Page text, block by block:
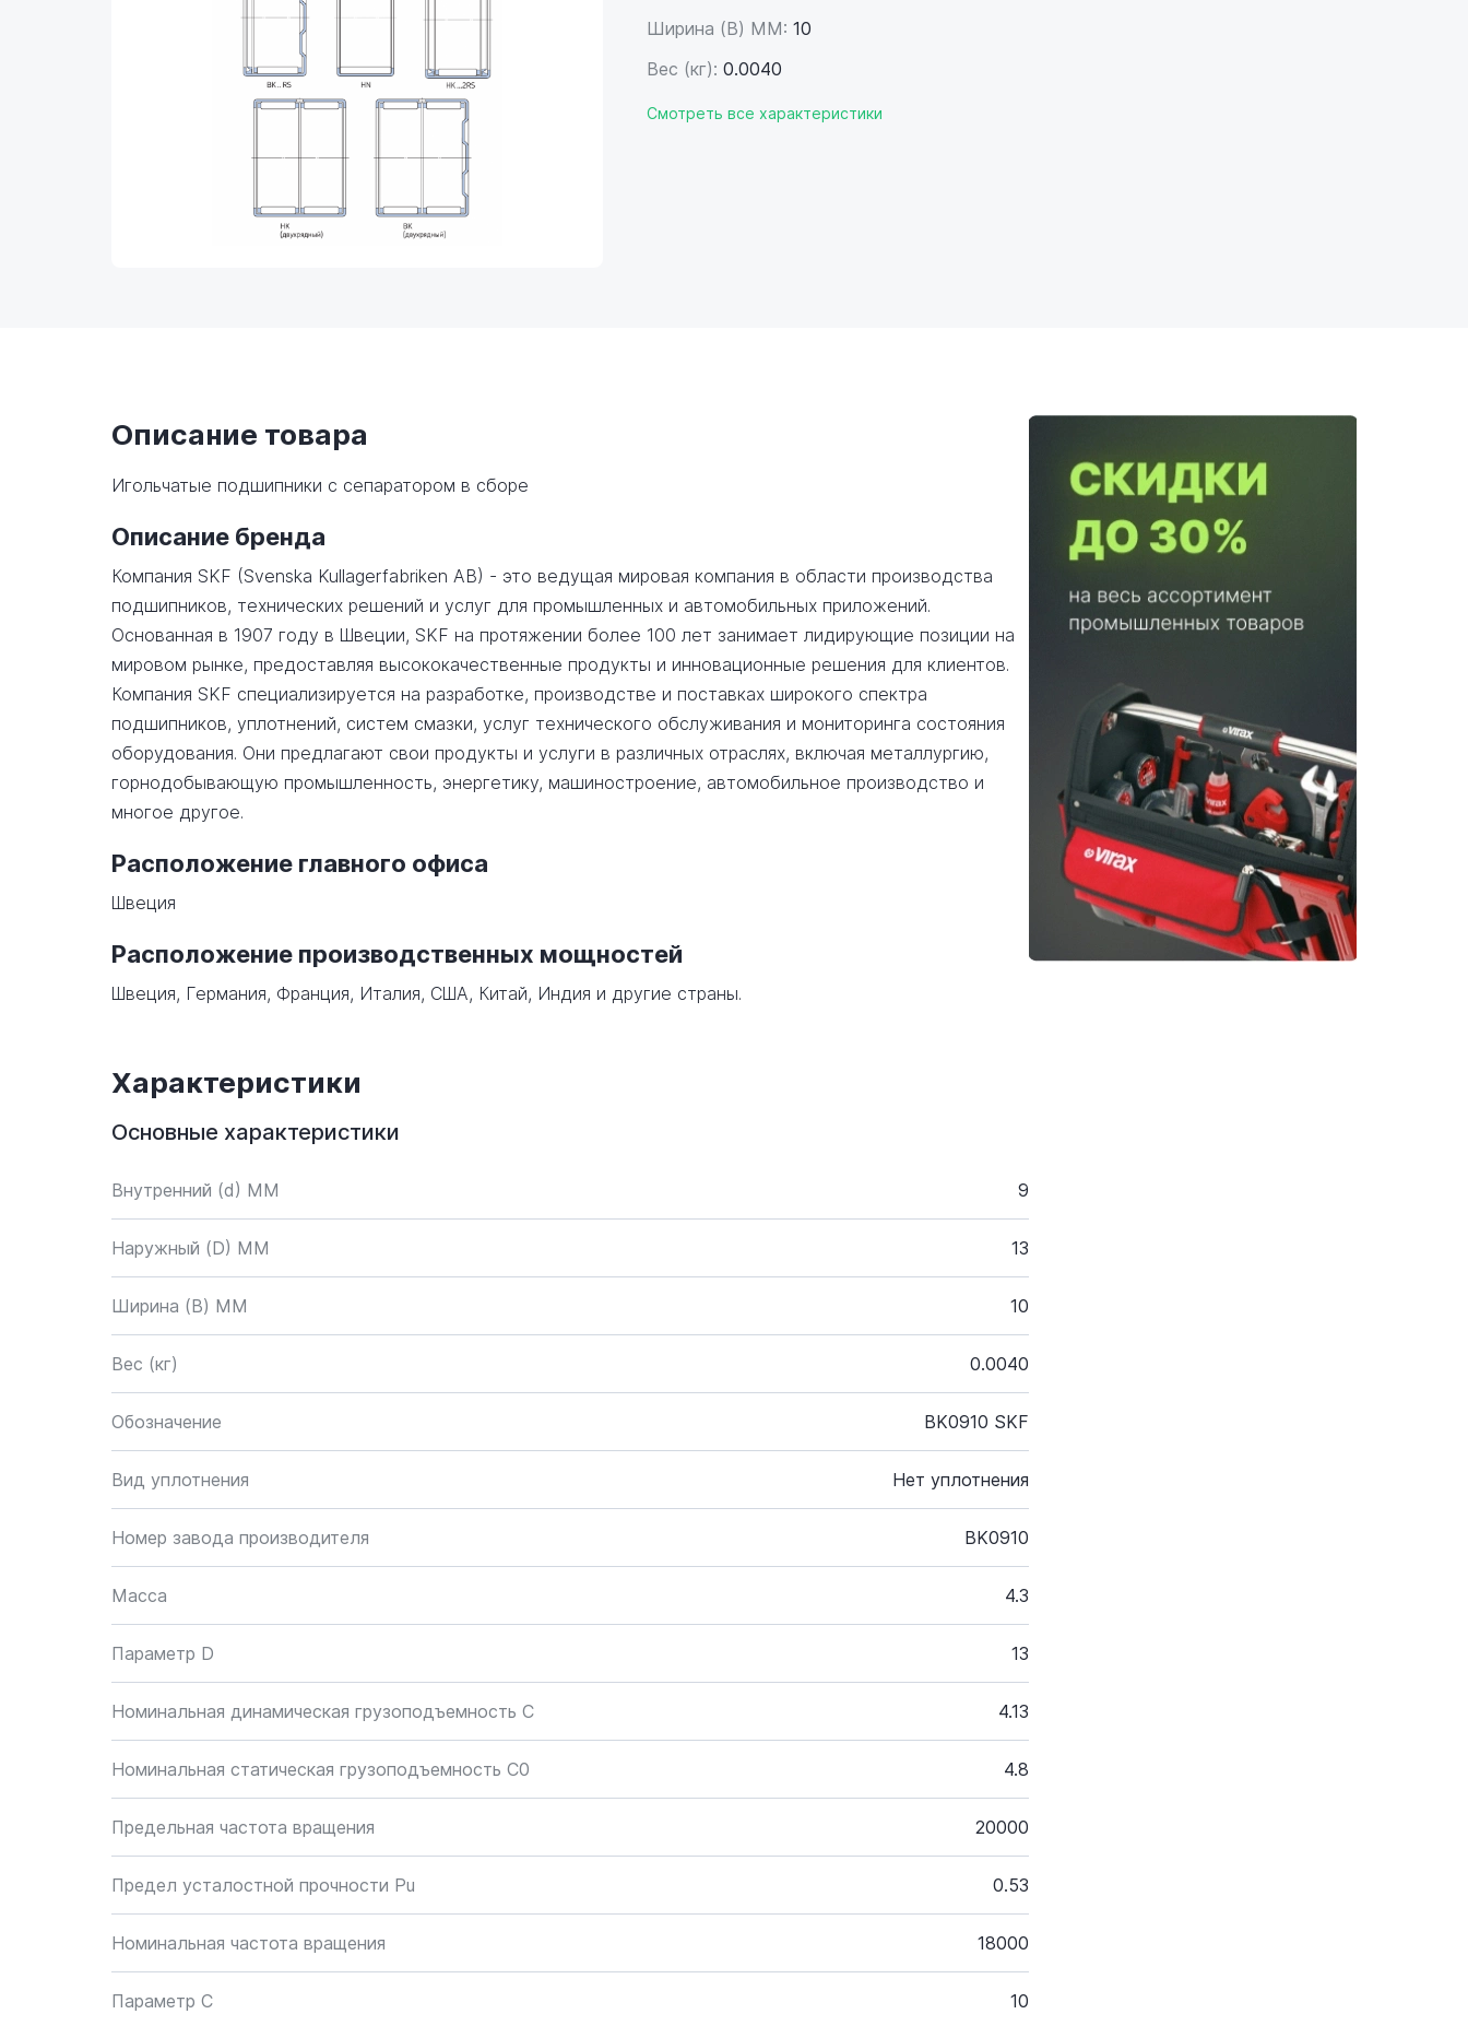
Ширина (B) MM: 10
Вес (кг): 0.0040
Смотреть все характеристики
Описание товара
Игольчатые подшипники с сепаратором в сборе
Описание бренда
Компания SKF (Svenska Kullagerfabriken AB) - это ведущая мировая компания в области производства
подшипников, технических решений и услуг для промышленных и автомобильных приложений.
Основанная в 1907 году в Швеции, SKF на протяжении более 100 лет занимает лидирующие позиции на
мировом рынке, предоставляя высококачественные продукты и инновационные решения для клиентов.
Компания SKF специализируется на разработке, производстве и поставках широкого спектра
подшипников, уплотнений, систем смазки, услуг технического обслуживания и мониторинга состояния
оборудования. Они предлагают свои продукты и услуги в различных отраслях, включая металлургию,
горнодобывающую промышленность, энергетику, машиностроение, автомобильное производство и
многое другое.
Расположение главного офиса
Швеция
Расположение производственных мощностей
Швеция, Германия, Франция, Италия, США, Китай, Индия и другие страны.
Характеристики
Основные характеристики
Внутренний (d) ММ 9
Наружный (D) ММ 13
Ширина (B) MM 10
Вес (кг) 0.0040
Обозначение BK0910 SKF
Вид уплотнения Нет уплотнения
Номер завода производителя BK0910
Масса 4.3
Параметр D 13
Номинальная динамическая грузоподъемность C 4.13
Номинальная статическая грузоподъемность C0 4.8
Предельная частота вращения 20000
Предел усталостной прочности Pu 0.53
Номинальная частота вращения 18000
Параметр C 10